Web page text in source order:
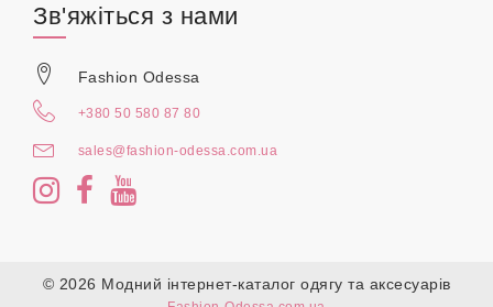
Зв'яжіться з нами
Fashion Odessa
+380 50 580 87 80
sales@fashion-odessa.com.ua
© 2026 Модний інтернет-каталог одягу та аксесуарів